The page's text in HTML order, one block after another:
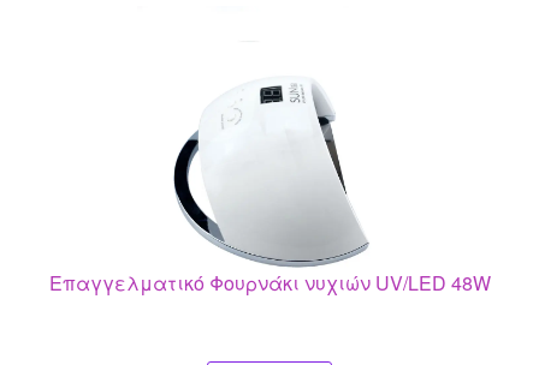
Επαγγελματικό Φουρνάκι νυχιών UV/LED 48W